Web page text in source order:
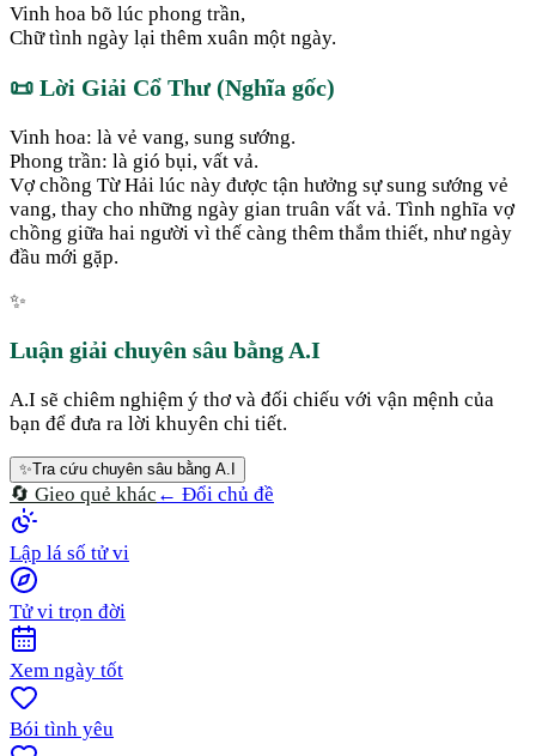
Vinh hoa bõ lúc phong trần,
Chữ tình ngày lại thêm xuân một ngày.
📜 Lời Giải Cổ Thư (Nghĩa gốc)
Vinh hoa: là vẻ vang, sung sướng.
Phong trần: là gió bụi, vất vả.
Vợ chồng Từ Hải lúc này được tận hưởng sự sung sướng vẻ
vang, thay cho những ngày gian truân vất vả. Tình nghĩa vợ
chồng giữa hai người vì thế càng thêm thắm thiết, như ngày
đầu mới gặp.
✨
Luận giải chuyên sâu bằng A.I
A.I sẽ chiêm nghiệm ý thơ và đối chiếu với vận mệnh của
bạn để đưa ra lời khuyên chi tiết.
✨Tra cứu chuyên sâu bằng A.I
🔄 Gieo quẻ khác ← Đổi chủ đề
Lập lá số tử vi
Tử vi trọn đời
Xem ngày tốt
Bói tình yêu